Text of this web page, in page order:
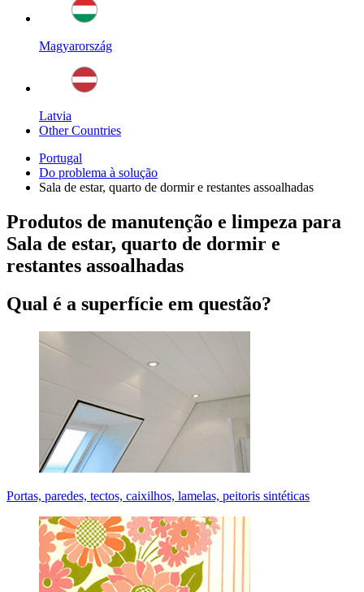
Magyarország
Latvia
Other Countries
Portugal
Do problema à solução
Sala de estar, quarto de dormir e restantes assoalhadas
Produtos de manutenção e limpeza para
Sala de estar, quarto de dormir e
restantes assoalhadas
Qual é a superfície em questão?
Portas, paredes, tectos, caixilhos, lamelas, peitoris sintéticas